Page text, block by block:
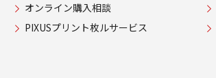
オンライン購入相談
PIXUSプリント枚ルサービス